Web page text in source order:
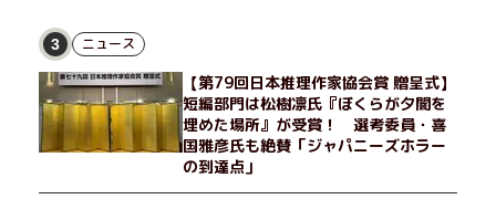
3 ニュース
【第79回日本推理作家協会賞 贈呈式】
短編部門は松樹凛氏『ぼくらが夕闇を
埋めた場所』が受賞！ 選考委員・喜
国雅彦氏も絶賛「ジャパニーズホラー
の到達点」